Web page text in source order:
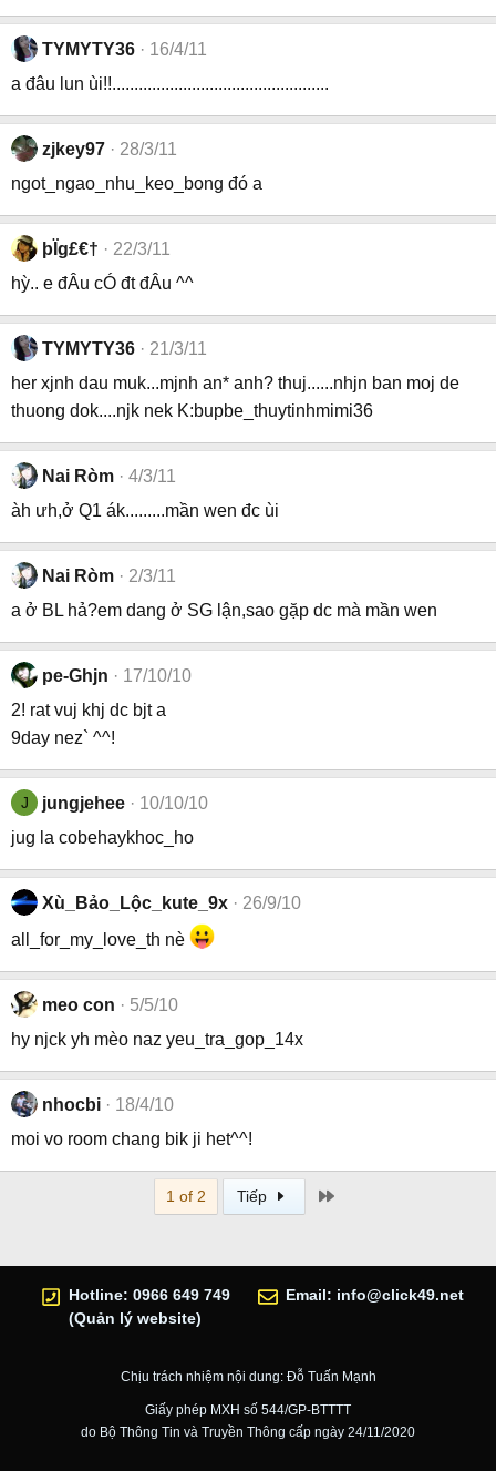
TYMYTY36
16/4/11
a đâu lun ùi!!.................................................
zjkey97
28/3/11
ngot_ngao_nhu_keo_bong đó a
þÏg£€†
22/3/11
hỳ.. e đÂu cÓ đt đÂu ^^
TYMYTY36
21/3/11
her xjnh dau muk...mjnh an* anh? thuj......nhjn ban moj de
thuong dok....njk nek K:bupbe_thuytinhmimi36
Nai Ròm
4/3/11
àh ưh,ở Q1 ák.........mần wen đc ùi
Nai Ròm
2/3/11
a ở BL hả?em dang ở SG lận,sao gặp dc mà mần wen
pe-Ghjn
17/10/10
2! rat vuj khj dc bjt a
9day nez` ^^!
J jungjehee
10/10/10
jug la cobehaykhoc_ho
Xù_Bảo_Lộc_kute_9x
26/9/10
all_for_my_love_th nè
meo con
5/5/10
hy njck yh mèo naz yeu_tra_gop_14x
nhocbi
18/4/10
moi vo room chang bik ji het^^!
1 of 2 Tiếp
Hotline: 0966 649 749
(Quản lý website)
Email: info@click49.net
Chịu trách nhiệm nội dung: Đỗ Tuấn Mạnh
Giấy phép MXH số 544/GP-BTTTT
do Bộ Thông Tin và Truyền Thông cấp ngày 24/11/2020